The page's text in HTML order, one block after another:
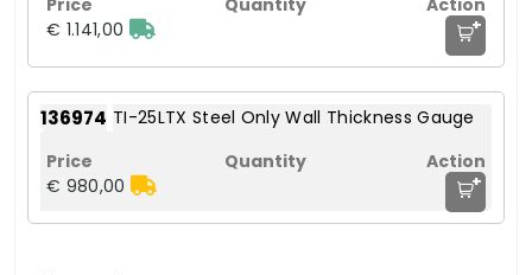
€ 1.141,00 +
136974 TI-25LTX Steel Only Wall Thickness Gauge
€ 980,00 +